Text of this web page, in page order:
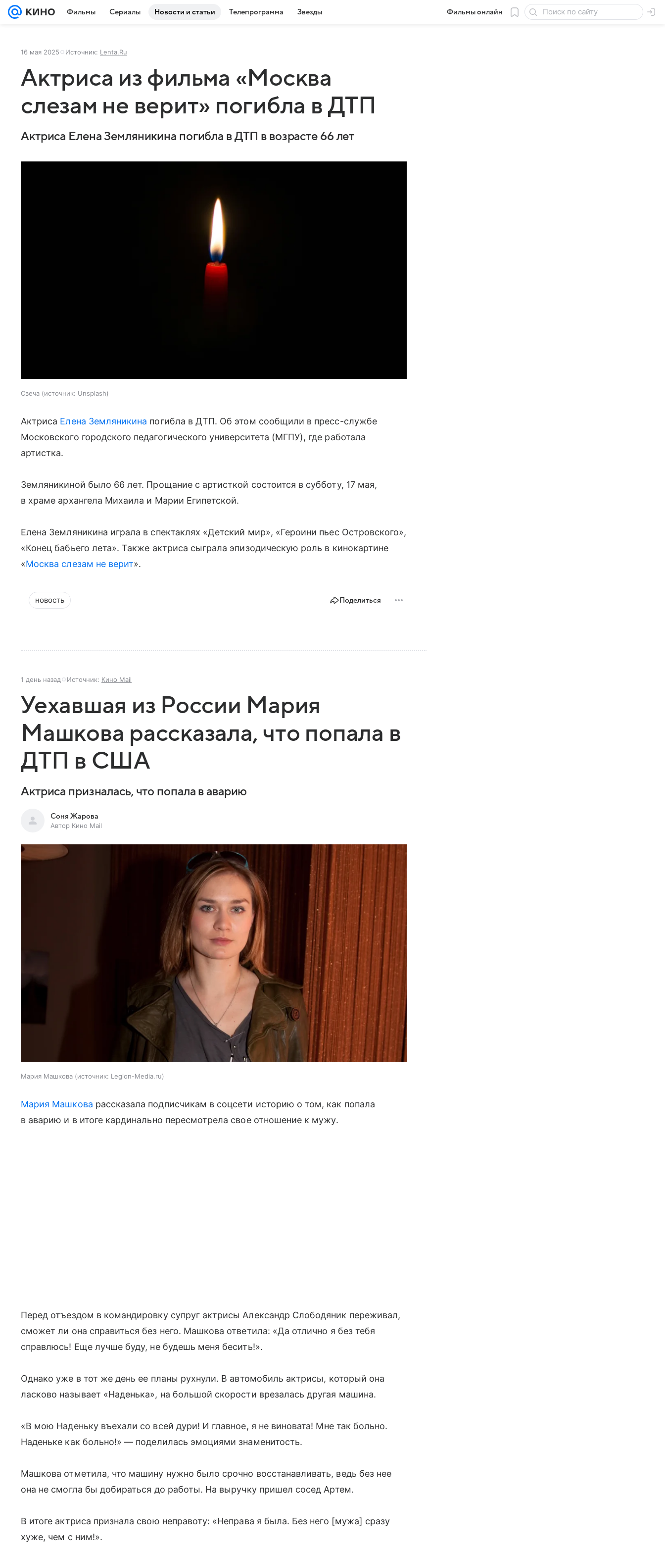
Фильмы Сериалы Новости и статьи Телепрограмма Звезды Фильмы онлайн
16 мая 2025 Источник: Lenta.Ru
Актриса из фильма «Москва
слезам не верит» погибла в ДТП
Актриса Елена Земляникина погибла в ДТП в возрасте 66 лет
Свеча источник: Unsplash
Актриса Елена Земляникина погибла в ДТП. Об этом сообщили в пресс-службе
Московского городского педагогического университета (МГПУ), где работала
артистка.
Земляникиной было 66 лет. Прощание с артисткой состоится в субботу, 17 мая,
в храме архангела Михаила и Марии Египетской.
Елена Земляникина играла в спектаклях «Детский мир», «Героини пьес Островского»,
«Конец бабьего лета». Также актриса сыграла эпизодическую роль в кинокартине
«Москва слезам не верит».
новость Поделиться
1 день назад Источник: Кино Mail
Уехавшая из России Мария
Машкова рассказала, что попала в
ДТП в США
Актриса призналась, что попала в аварию
Соня Жарова
Автор Кино Mail
Мария Машкова источник: Legion-Media.ru
Мария Машкова рассказала подписчикам в соцсети историю о том, как попала
в аварию и в итоге кардинально пересмотрела свое отношение к мужу.
Перед отъездом в командировку супруг актрисы Александр Слободяник переживал,
сможет ли она справиться без него. Машкова ответила: «Да отлично я без тебя
справлюсь! Еще лучше буду, не будешь меня бесить!».
Однако уже в тот же день ее планы рухнули. В автомобиль актрисы, который она
ласково называет «Наденька», на большой скорости врезалась другая машина.
«В мою Наденьку въехали со всей дури! И главное, я не виновата! Мне так больно.
Наденьке как больно!» — поделилась эмоциями знаменитость.
Машкова отметила, что машину нужно было срочно восстанавливать, ведь без нее
она не смогла бы добираться до работы. На выручку пришел сосед Артем.
В итоге актриса признала свою неправоту: «Неправа я была. Без него [мужа] сразу
хуже, чем с ним!».